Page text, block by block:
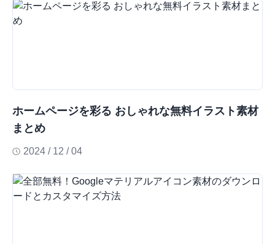
ホームページを彩る おしゃれな無料イラスト素材
まとめ
2024 / 12 / 04